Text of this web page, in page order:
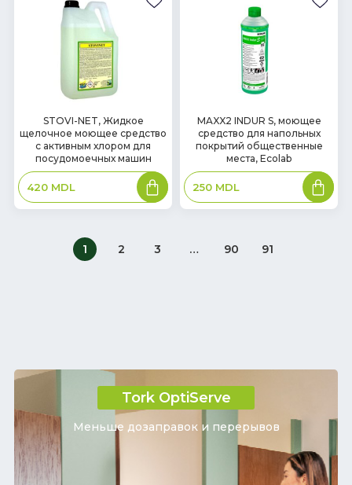
Tork OptiServe
Меньше дозаправок и перерывов
наличии
STOVI-NET, Жидкое
щелочное моющее средство
с активным хлором для
посудомоечных машин
420 MDL
В
корзину
наличии
MAXX2 INDUR S, моющее
средство для напольных
покрытий общественные
места, Ecolab
250 MDL
В
корзину
1 2 3 … 90 91